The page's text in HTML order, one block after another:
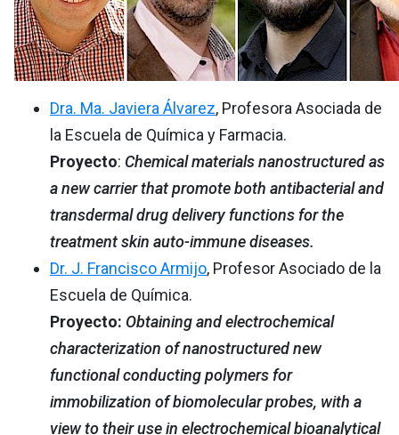
Dra. Ma. Javiera Álvarez, Profesora Asociada de
la Escuela de Química y Farmacia.
Proyecto: Chemical materials nanostructured as
a new carrier that promote both antibacterial and
transdermal drug delivery functions for the
treatment skin auto-immune diseases.
Dr. J. Francisco Armijo, Profesor Asociado de la
Escuela de Química.
Proyecto: Obtaining and electrochemical
characterization of nanostructured new
functional conducting polymers for
immobilization of biomolecular probes, with a
view to their use in electrochemical bioanalytical